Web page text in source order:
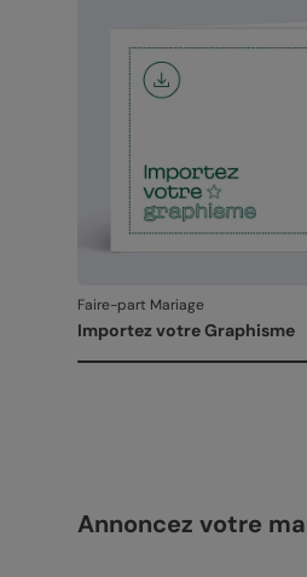
Faire-part Mariage
Importez votre Graphisme
Annoncez votre